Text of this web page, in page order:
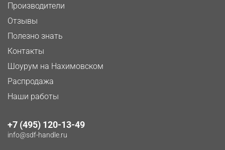
Производители
Отзывы
Полезно знать
Контакты
Шоурум на Нахимовском
Распродажа
Наши работы
+7 (495) 120-13-49
info@sdf-handle.ru